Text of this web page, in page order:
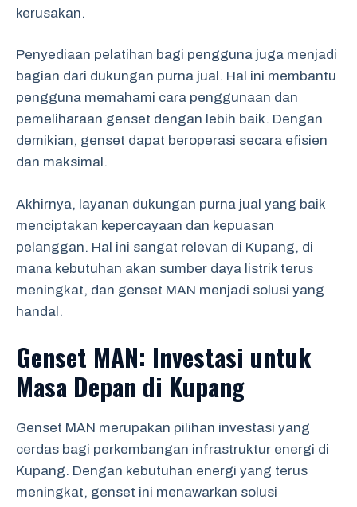
kerusakan.
Penyediaan pelatihan bagi pengguna juga menjadi
bagian dari dukungan purna jual. Hal ini membantu
pengguna memahami cara penggunaan dan
pemeliharaan genset dengan lebih baik. Dengan
demikian, genset dapat beroperasi secara efisien
dan maksimal.
Akhirnya, layanan dukungan purna jual yang baik
menciptakan kepercayaan dan kepuasan
pelanggan. Hal ini sangat relevan di Kupang, di
mana kebutuhan akan sumber daya listrik terus
meningkat, dan genset MAN menjadi solusi yang
handal.
Genset MAN: Investasi untuk
Masa Depan di Kupang
Genset MAN merupakan pilihan investasi yang
cerdas bagi perkembangan infrastruktur energi di
Kupang. Dengan kebutuhan energi yang terus
meningkat, genset ini menawarkan solusi